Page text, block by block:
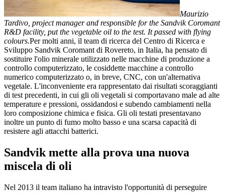
Maurizio
Tardivo, project manager and responsible for the Sandvik Coromant
R&D facility, put the vegetable oil to the test. It passed with flying
colours.Per molti anni, il team di ricerca del Centro di Ricerca e
Sviluppo Sandvik Coromant di Rovereto, in Italia, ha pensato di
sostituire l'olio minerale utilizzato nelle macchine di produzione a
controllo computerizzato, le cosiddette macchine a controllo
numerico computerizzato o, in breve, CNC, con un'alternativa
vegetale. L'inconveniente era rappresentato dai risultati scoraggianti
di test precedenti, in cui gli oli vegetali si comportavano male ad alte
temperature e pressioni, ossidandosi e subendo cambiamenti nella
loro composizione chimica e fisica. Gli oli testati presentavano
inoltre un punto di fumo molto basso e una scarsa capacità di
resistere agli attacchi batterici.
Sandvik mette alla prova una nuova
miscela di oli
Nel 2013 il team italiano ha intravisto l'opportunità di perseguire